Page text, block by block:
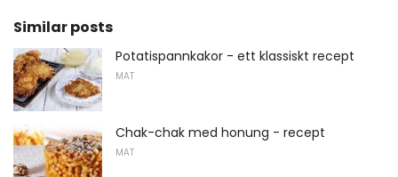
Similar posts
Potatispannkakor - ett klassiskt recept
MAT
Chak-chak med honung - recept
MAT